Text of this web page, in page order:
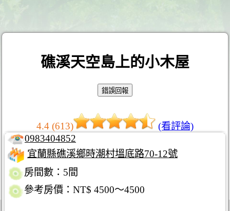
礁溪天空島上的小木屋
4.4 (613)
(看評論)
0983404852
宜蘭縣礁溪鄉時潮村塭底路70-12號
房間數：5間
參考房價：NT$ 4500～4500